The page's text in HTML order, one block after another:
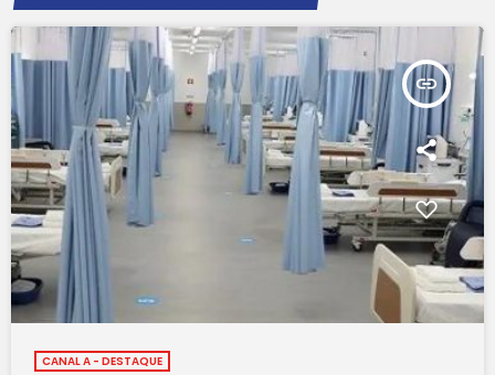
insert_link
CANAL A - DESTAQUE